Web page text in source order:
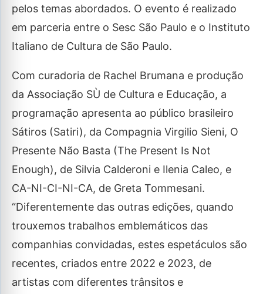
pelos temas abordados. O evento é realizado
em parceria entre o Sesc São Paulo e o Instituto
Italiano de Cultura de São Paulo.
Com curadoria de Rachel Brumana e produção
da Associação SÙ de Cultura e Educação, a
programação apresenta ao público brasileiro
Sátiros (Satiri), da Compagnia Virgilio Sieni, O
Presente Não Basta (The Present Is Not
Enough), de Silvia Calderoni e Ilenia Caleo, e
CA-NI-CI-NI-CA, de Greta Tommesani.
“Diferentemente das outras edições, quando
trouxemos trabalhos emblemáticos das
companhias convidadas, estes espetáculos são
recentes, criados entre 2022 e 2023, de
artistas com diferentes trânsitos e